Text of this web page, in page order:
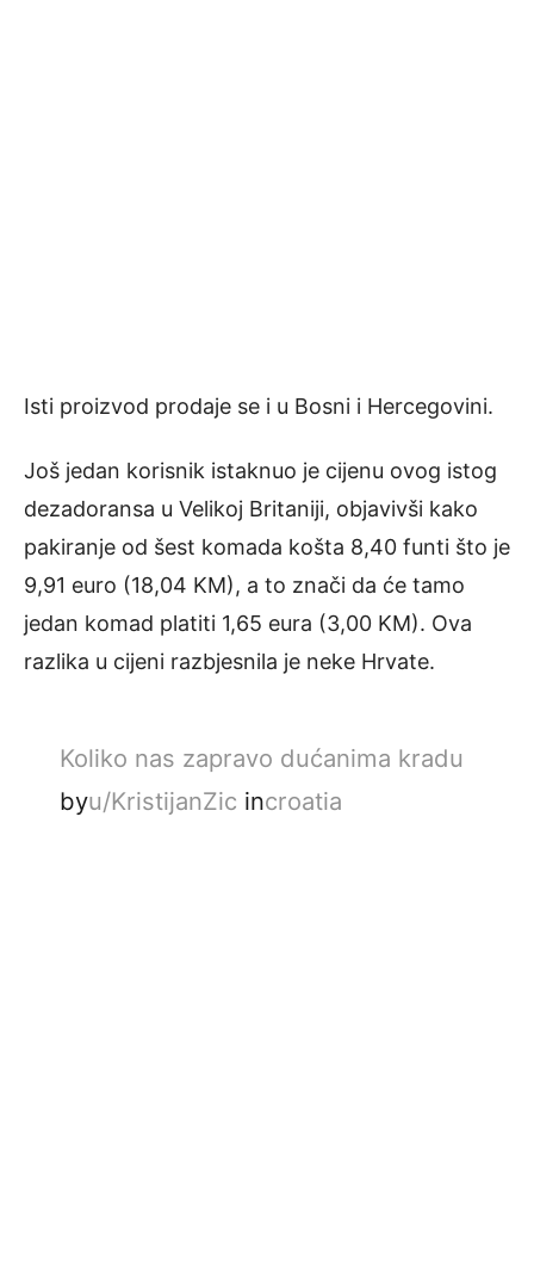
Isti proizvod prodaje se i u Bosni i Hercegovini.
Još jedan korisnik istaknuo je cijenu ovog istog
dezadoransa u Velikoj Britaniji, objavivši kako
pakiranje od šest komada košta 8,40 funti što je
9,91 euro (18,04 KM), a to znači da će tamo
jedan komad platiti 1,65 eura (3,00 KM). Ova
razlika u cijeni razbjesnila je neke Hrvate.
Koliko nas zapravo dućanima kradu
byu/KristijanZic incroatia